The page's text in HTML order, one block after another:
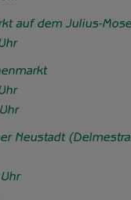
auf dem Julius-
Neustadt